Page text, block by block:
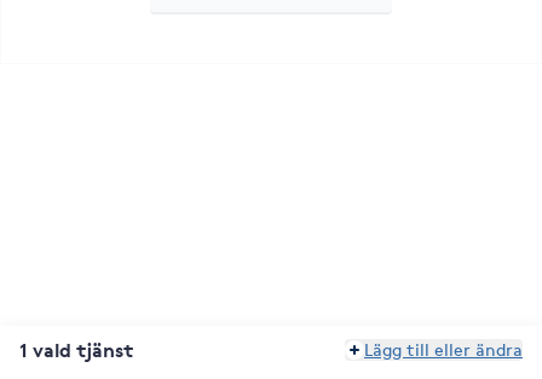
1 vald tjänst Lägg till eller ändra